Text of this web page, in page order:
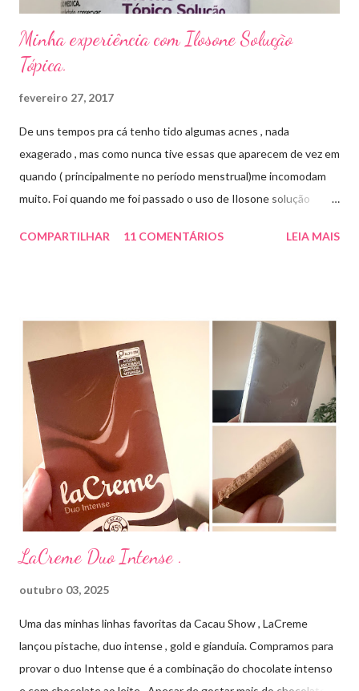
Minha experiência com Ilosone Solução
Tópica.
fevereiro 27, 2017
De uns tempos pra cá tenho tido algumas acnes , nada
exagerado , mas como nunca tive essas que aparecem de vez em
quando ( principalmente no período menstrual)me incomodam
muito. Foi quando me foi passado o uso de Ilosone solução
uma consulta com o dermatologista) O Ilosone é um antibiótico
aplico sobre a acne ( geralmente uso a noite). Informação do
produto: ILOSONE TÓPICO SOLUÇÃO (eritromicina) é um
antibiótico de amplo espectro produzido por uma cepa de
Streptomyces erythraeus. É básico e forma rapidamente sais
com os ácidos. Forma farmacêutica e Apresentação ILOSONE
TÓPICO SOLUÇÃO é apresentado sob a forma líquida em
frascos de 120 ml. USO PEDIÁTRICO E ADULTO. Composição
Cada ml contém: Eritromicina base 20 mg Excipientes q.s....
COMPARTILHAR 11 COMENTÁRIOS LEIA MAIS
LaCreme Duo Intense .
outubro 03, 2025
Uma das minhas linhas favoritas da Cacau Show , LaCreme
lançou pistache, duo intense , gold e gianduia. Compramos para
provar o duo Intense que é a combinação do chocolate intenso